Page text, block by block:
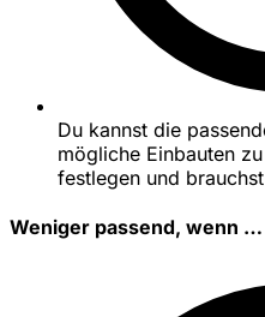
Du kannst die
mögliche Einbauten
festlegen und
Weniger passend, wenn …